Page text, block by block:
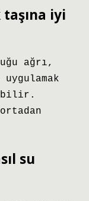
taşına iyi
ağrı,
su